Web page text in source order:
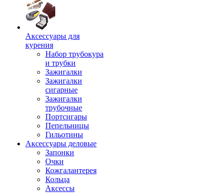
Аксессуары для
курения
Набор трубокура
и трубки
Зажигалки
Зажигалки
сигарные
Зажигалки
трубочные
Портсигары
Пепельницы
Гильотины
Аксессуары деловые
Запонки
Очки
Кожгалантерея
Кольца
Аксессы